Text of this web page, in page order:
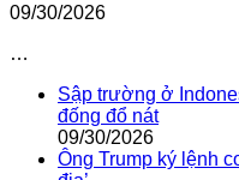
09/30/2026
…
Sập trường ở
đống đổ nát
09/30/2026
Ông Trump ký lệnh